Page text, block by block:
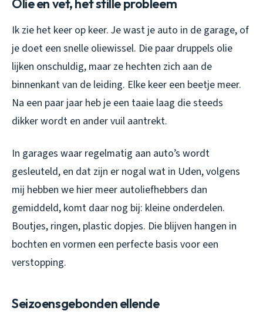
Olie en vet, het stille probleem
Ik zie het keer op keer. Je wast je auto in de garage, of
je doet een snelle oliewissel. Die paar druppels olie
lijken onschuldig, maar ze hechten zich aan de
binnenkant van de leiding. Elke keer een beetje meer.
Na een paar jaar heb je een taaie laag die steeds
dikker wordt en ander vuil aantrekt.
In garages waar regelmatig aan auto’s wordt
gesleuteld, en dat zijn er nogal wat in Uden, volgens
mij hebben we hier meer autoliefhebbers dan
gemiddeld, komt daar nog bij: kleine onderdelen.
Boutjes, ringen, plastic dopjes. Die blijven hangen in
bochten en vormen een perfecte basis voor een
verstopping.
Seizoensgebonden ellende